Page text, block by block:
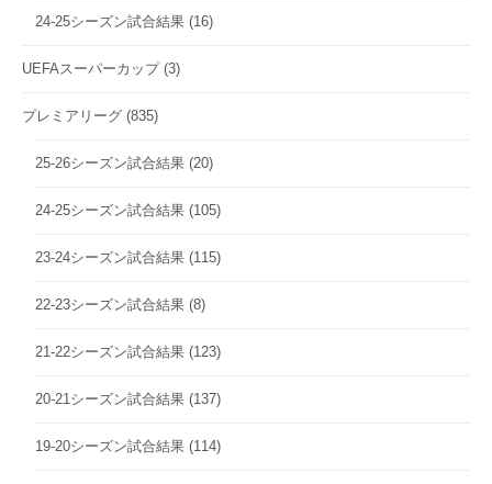
24-25シーズン試合結果 (16)
UEFAスーパーカップ(3)
プレミアリーグ (835)
25-26シーズン試合結果 (20)
24-25シーズン試合結果 (105)
23-24シーズン試合結果 (115)
22-23シーズン試合結果 (8)
21-22シーズン試合結果 (123)
20-21シーズン試合結果 (137)
19-20シーズン試合結果 (114)